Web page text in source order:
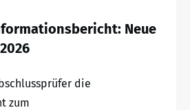
Neue
die
zum